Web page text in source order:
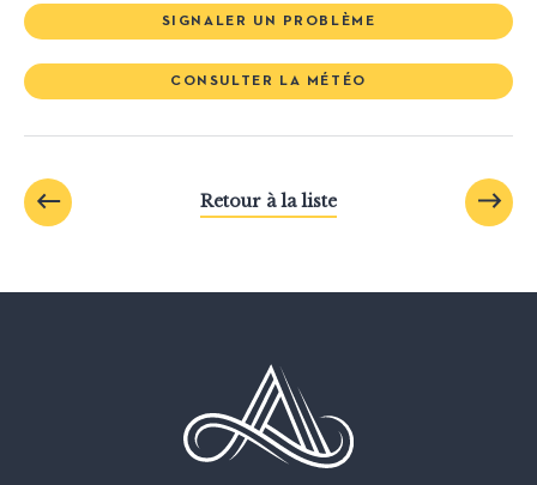
SIGNALER UN PROBLÈME
CONSULTER LA MÉTÉO
Retour à la liste